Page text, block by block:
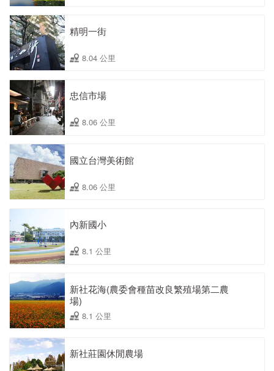
精明一街
8.04 公里
忠信市場
8.06 公里
國立台灣美術館
8.06 公里
內新國小
8.1 公里
新社花海(農委會種苗改良繁殖場第二農
場)
8.1 公里
新社莊園休閒農場